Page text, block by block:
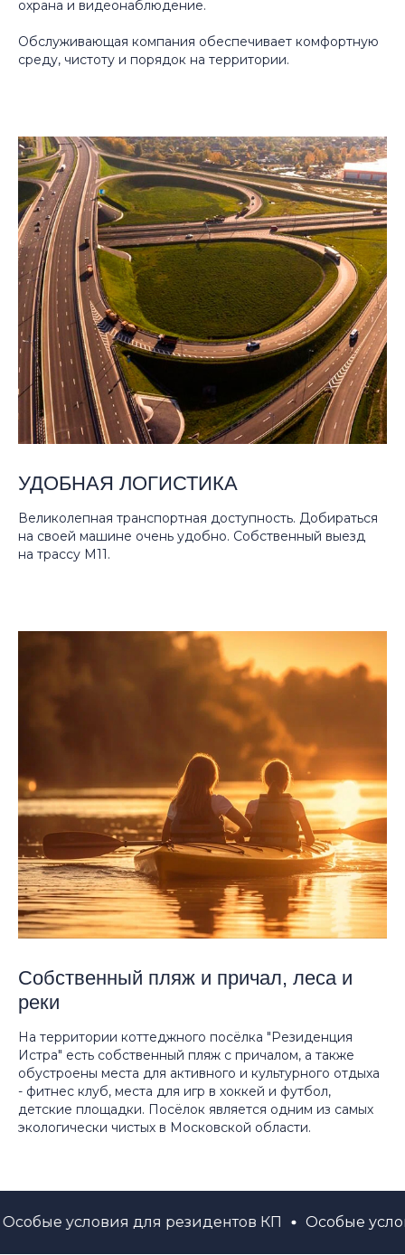
охрана и видеонаблюдение.
Обслуживающая компания обеспечивает комфортную
среду, чистоту и порядок на территории.
УДОБНАЯ ЛОГИСТИКА
Великолепная транспортная доступность. Добираться
на своей машине очень удобно. Собственный выезд
на трассу М11.
Собственный пляж и причал, леса и
реки
На территории коттеджного посёлка "Резиденция
Истра" есть собственный пляж с причалом, а также
обустроены места для активного и культурного отдыха
- фитнес клуб, места для игр в хоккей и футбол,
детские площадки. Посёлок является одним из самых
экологически чистых в Московской области.
резидентов КП Особые условия для